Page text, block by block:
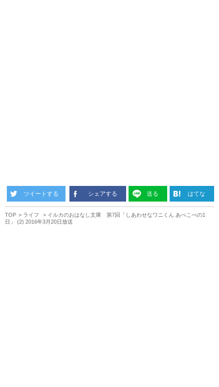
ツイートする シェアする 送る はてな
TOP ライフ
イルカのおはなし文庫 第7回「しあわせなワニくん あべこべの1
日」 (2) 2016年3月20日放送